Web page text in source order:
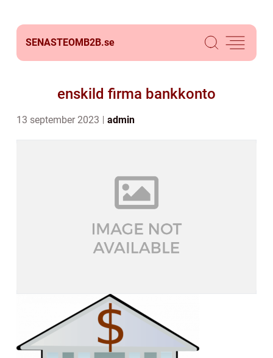
SENASTEOMB2B.se
enskild firma bankkonto
13 september 2023 admin